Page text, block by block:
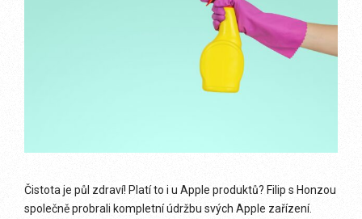
Čistota je půl zdraví! Platí to i u Apple produktů? Filip s Honzou
společně probrali kompletní údržbu svých Apple zařízení.